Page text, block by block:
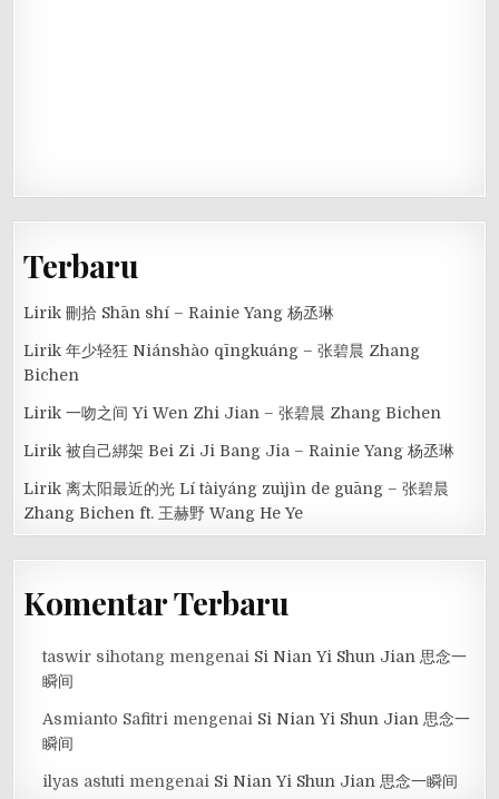
Terbaru
Lirik 刪拾 Shān shí – Rainie Yang 杨丞琳
Lirik 年少轻狂 Niánshào qīngkuáng – 张碧晨 Zhang
Bichen
Lirik 一吻之间 Yi Wen Zhi Jian – 张碧晨 Zhang Bichen
Lirik 被自己綁架 Bei Zi Ji Bang Jia – Rainie Yang 杨丞琳
Lirik 离太阳最近的光 Lí tàiyáng zuìjìn de guāng – 张碧晨
Zhang Bichen ft. 王赫野 Wang He Ye
Komentar Terbaru
taswir sihotang mengenai Si Nian Yi Shun Jian 思念一
瞬间
Asmianto Safitri mengenai Si Nian Yi Shun Jian 思念一
瞬间
ilyas astuti mengenai Si Nian Yi Shun Jian 思念一瞬间